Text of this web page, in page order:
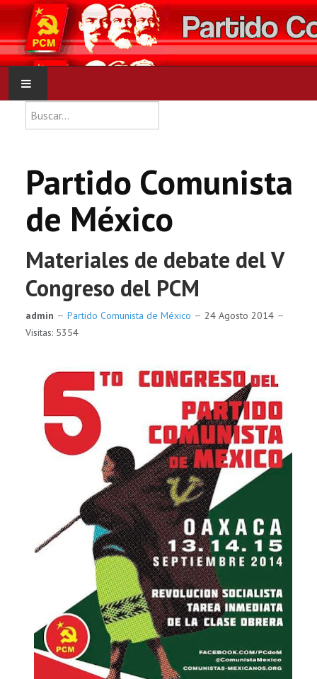
INICIO
NOTICIAS
DOCUMENTOS
Buscar
Partido Comunista
de México
Materiales de debate del V
Congreso del PCM
admin Partido Comunista de México
24 Agosto 2014
Visitas: 5354